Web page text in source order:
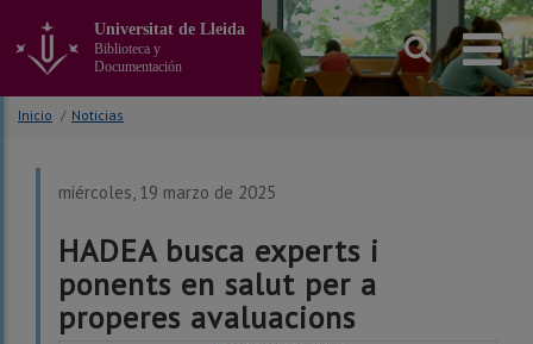
contenido
principal
Universitat de Lleida
Biblioteca y
Documentación
Inicio / Noticias
miércoles, 19 marzo de 2025
HADEA busca experts i
ponents en salut per a
properes avaluacions